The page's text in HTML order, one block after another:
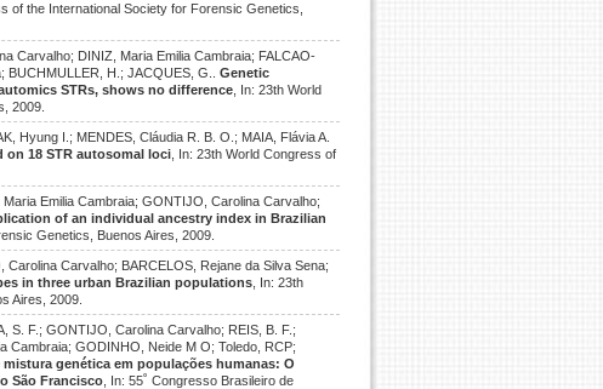
of the International Society for Forensic Genetics,
Carvalho; DINIZ, Maria Emilia Cambraia; FALCAO-
BUCHMULLER, H.; JACQUES, G..Genetic
STRs, shows no difference , In: 23th World
2009.
Hyung I.; MENDES, Cláudia R. B. O.; MAIA, Flávia A.
on 18 STR autosomal loci , In: 23th World Congress of
Emilia Cambraia; GONTIJO, Carolina Carvalho;
of an individual ancestry index in Brazilian
Genetics, Buenos Aires, 2009.
Carvalho; BARCELOS, Rejane da Silva Sena;
in three urban Brazilian populations , In: 23th
Aires, 2009.
S. F.; GONTIJO, Carolina Carvalho; REIS, B. F.;
Cambraia; GODINHO, Neide M O; Toledo, RCP;
genética em populações humanas: O
São Francisco , In: 55˚ Congresso Brasileiro de